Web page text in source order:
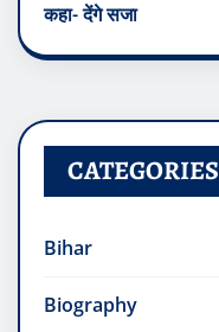
कहा- देंगे सजा
CATEGORIES
Bihar
Biography